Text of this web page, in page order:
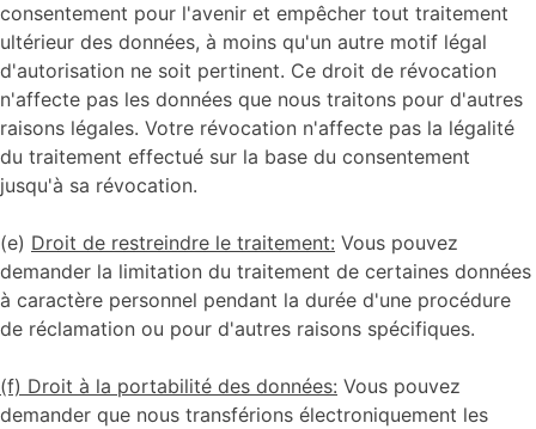
consentement pour l'avenir et empêcher tout traitement
ultérieur des données, à moins qu'un autre motif légal
d'autorisation ne soit pertinent. Ce droit de révocation
n'affecte pas les données que nous traitons pour d'autres
raisons légales. Votre révocation n'affecte pas la légalité
du traitement effectué sur la base du consentement
jusqu'à sa révocation.
(e) Droit de restreindre le traitement: Vous pouvez
demander la limitation du traitement de certaines données
à caractère personnel pendant la durée d'une procédure
de réclamation ou pour d'autres raisons spécifiques.
(f) Droit à la portabilité des données: Vous pouvez
demander que nous transférions électroniquement les